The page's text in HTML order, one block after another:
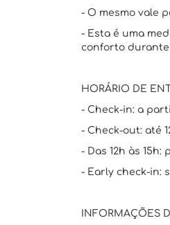
- O mesmo vale
- Esta é uma
conforto durante
HORÁRIO DE
- Check-in: a
- Check-out: até
- Das 12h às
- Early check-in:
INFORMAÇÕES